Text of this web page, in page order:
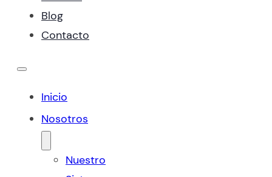
Blog
Contacto
Inicio
Nosotros
Nuestro